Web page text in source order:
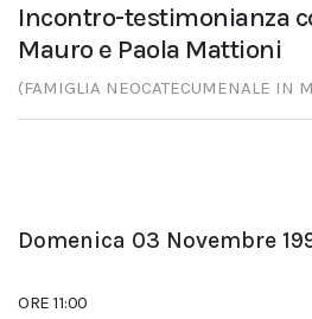
Incontro-testimonianza
Mauro e Paola Mattioni
(FAMIGLIA NEOCATECUMENALE IN
Domenica 03 Novembre
ORE 11:00